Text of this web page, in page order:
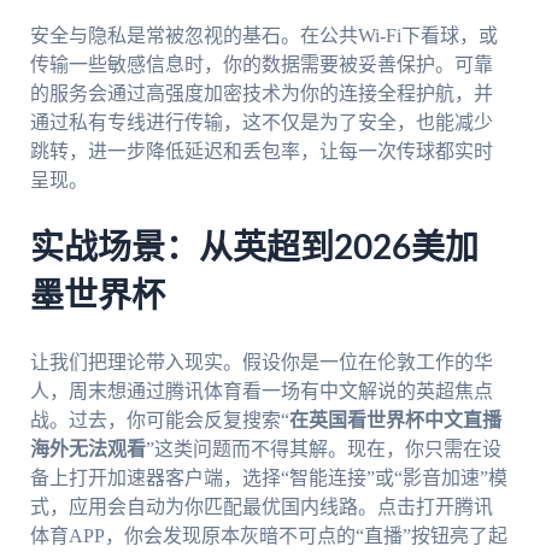
安全与隐私是常被忽视的基石。在公共Wi-Fi下看球，或
传输一些敏感信息时，你的数据需要被妥善保护。可靠
的服务会通过高强度加密技术为你的连接全程护航，并
通过私有专线进行传输，这不仅是为了安全，也能减少
跳转，进一步降低延迟和丢包率，让每一次传球都实时
呈现。
实战场景：从英超到2026美加
墨世界杯
让我们把理论带入现实。假设你是一位在伦敦工作的华
人，周末想通过腾讯体育看一场有中文解说的英超焦点
战。过去，你可能会反复搜索“在英国看世界杯中文直播
海外无法观看”这类问题而不得其解。现在，你只需在设
备上打开加速器客户端，选择“智能连接”或“影音加速”模
式，应用会自动为你匹配最优国内线路。点击打开腾讯
体育APP，你会发现原本灰暗不可点的“直播”按钮亮了起